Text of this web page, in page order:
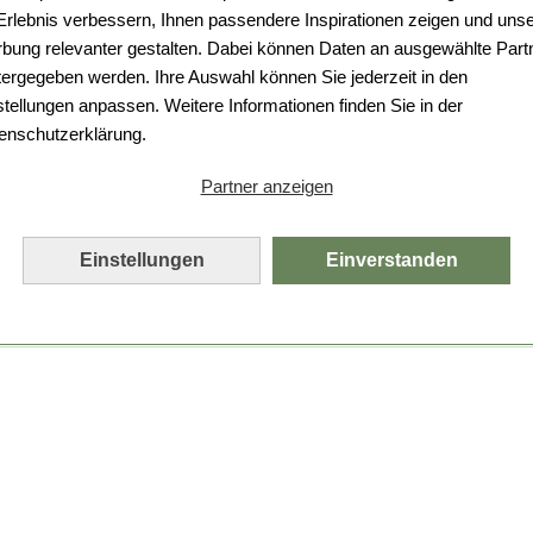
verbessern, Ihnen passendere Inspirationen zeigen und
relevanter gestalten. Dabei können Daten an ausgewählte
werden. Ihre Auswahl können Sie jederzeit in den
anpassen. Weitere Informationen finden Sie in der
Partner anzeigen
Einstellungen Einverstanden